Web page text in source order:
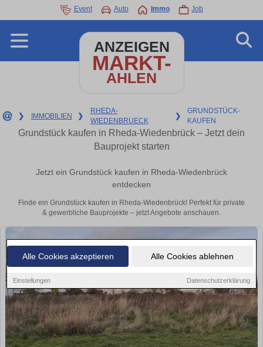
Alle Cookies akzeptieren Alle Cookies ablehnen
Einstellungen Datenschutzerklärung
Event Auto Immo Job
ANZEIGEN
MARKT-
AHLEN
❯ IMMOBILIEN ❯
RHEDA-
WIEDENBRUECK
❯
GRUNDSTÜCK-
KAUFEN
Grundstück kaufen in Rheda-Wiedenbrück – Jetzt dein
Bauprojekt starten
Jetzt ein Grundstück kaufen in Rheda-Wiedenbrück
entdecken
Finde ein Grundstück kaufen in Rheda-Wiedenbrück! Perfekt für private
& gewerbliche Bauprojekte – jetzt Angebote anschauen.